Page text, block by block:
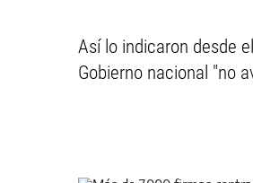
Así lo indicaron desde
Gobierno nacional "no